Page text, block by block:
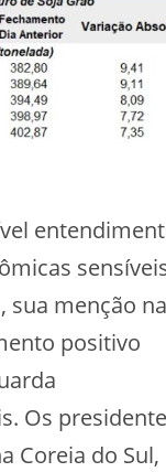
sua menção
positivo
Os
Coreia do Sul,